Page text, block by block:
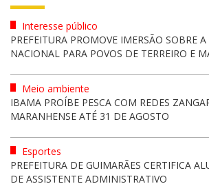
Interesse público
PREFEITURA PROMOVE IMERSÃO SOBRE
NACIONAL PARA POVOS DE TERREIRO E
Meio ambiente
IBAMA PROÍBE PESCA COM REDES
MARANHENSE ATÉ 31 DE AGOSTO
Esportes
PREFEITURA DE GUIMARÃES CERTIFICA
DE ASSISTENTE ADMINISTRATIVO